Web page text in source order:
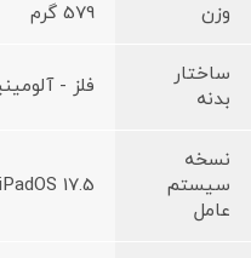
وزن 579 گرم
ساختار
بدنه
فلز -
نسخه
سیستم
عامل
iPadOS 17.5